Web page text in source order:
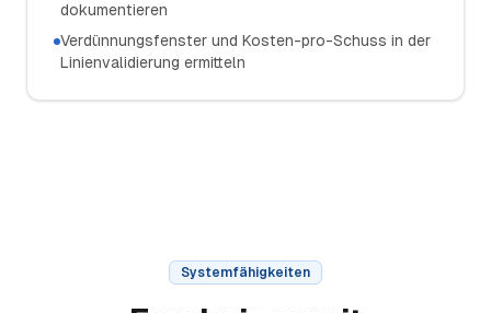
dokumentieren
Verdünnungsfenster und Kosten-pro-Schuss in der
Linienvalidierung ermitteln
Systemfähigkeiten